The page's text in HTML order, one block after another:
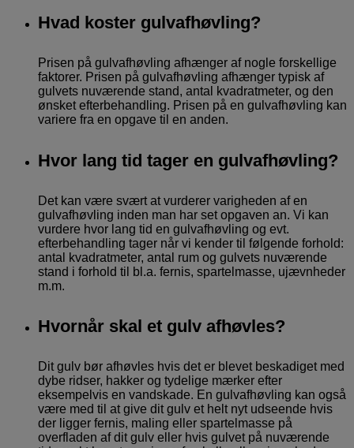
Hvad koster gulvafhøvling?
Prisen på gulvafhøvling afhænger af nogle forskellige
faktorer. Prisen på gulvafhøvling afhænger typisk af
gulvets nuværende stand, antal kvadratmeter, og den
ønsket efterbehandling. Prisen på en gulvafhøvling kan
variere fra en opgave til en anden.
Hvor lang tid tager en gulvafhøvling?
Det kan være svært at vurderer varigheden af en
gulvafhøvling inden man har set opgaven an. Vi kan
vurdere hvor lang tid en gulvafhøvling og evt.
efterbehandling tager når vi kender til følgende forhold:
antal kvadratmeter, antal rum og gulvets nuværende
stand i forhold til bl.a. fernis, spartelmasse, ujævnheder
m.m.
Hvornår skal et gulv afhøvles?
Dit gulv bør afhøvles hvis det er blevet beskadiget med
dybe ridser, hakker og tydelige mærker efter
eksempelvis en vandskade. En gulvafhøvling kan også
være med til at give dit gulv et helt nyt udseende hvis
der ligger fernis, maling eller spartelmasse på
overfladen af dit gulv eller hvis gulvet på nuværende